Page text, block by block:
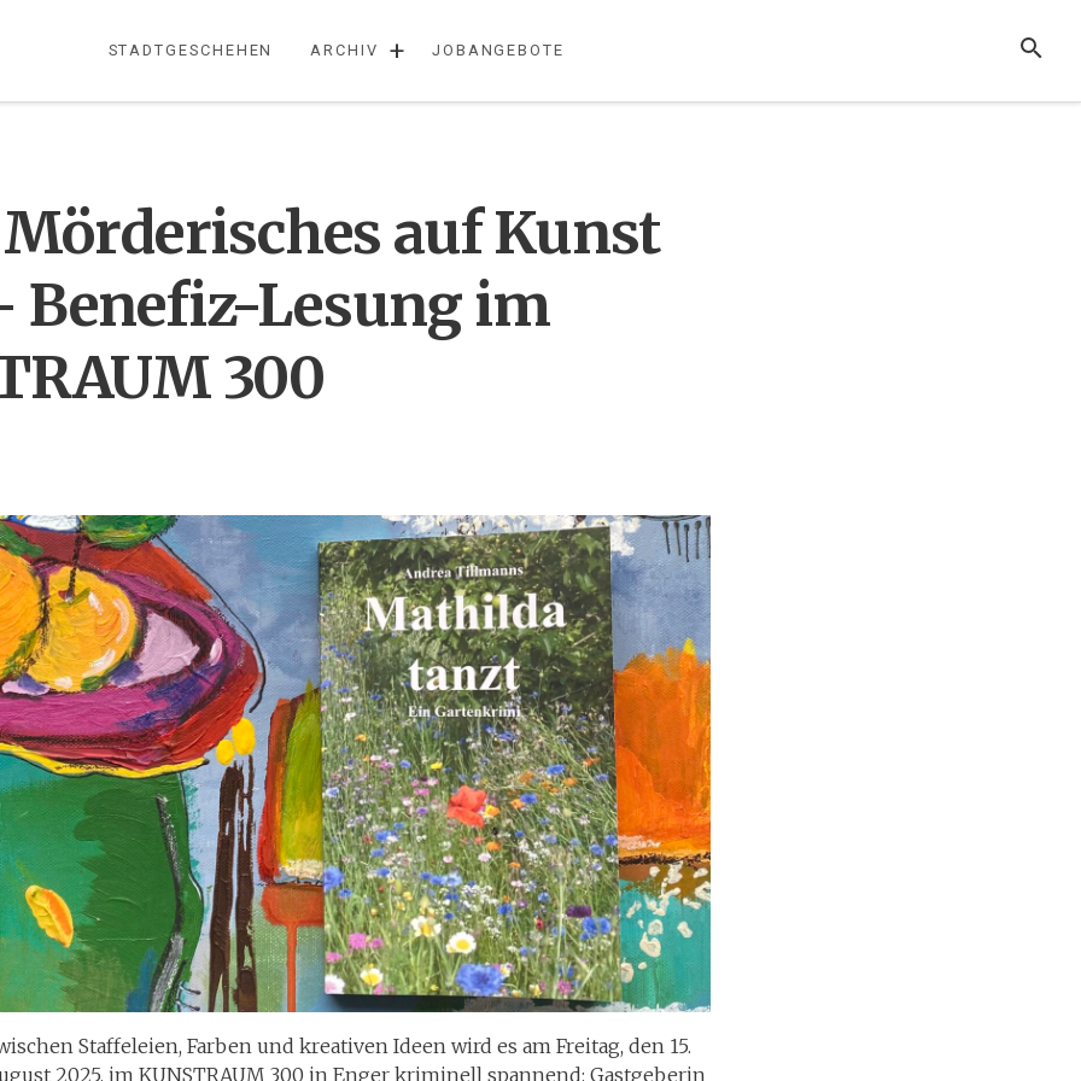
SUCHE
STADTGESCHEHEN ARCHIV + JOBANGEBOTE
auf Kunst
Lesung im
300
Staffeleien, Farben und kreativen Ideen wird es am Freitag, den 15.
2025, im KUNSTRAUM 300 in Enger kriminell spannend: Gastgeberin